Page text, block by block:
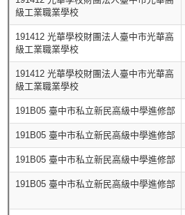
級工業職業學校
191412 光華學校財團法人臺中市光華高
級工業職業學校
191412 光華學校財團法人臺中市光華高
級工業職業學校
191B05 臺中市私立新民高級中學進修部
191B05 臺中市私立新民高級中學進修部
191B05 臺中市私立新民高級中學進修部
191B05 臺中市私立新民高級中學進修部